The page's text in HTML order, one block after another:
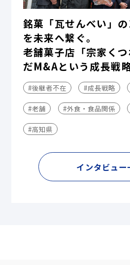
銘菓「瓦せんべい」
を未来へ繋ぐ。
老舗菓子店「宗家く
だM&Aという成長戦
#後継者不在 #成長戦略
#老舗 #外食・食品関係
#高知県
インタビュー